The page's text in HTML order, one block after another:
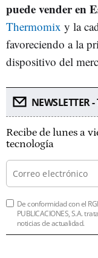
puede vender en
Thermomix y la
favoreciendo a la
dispositivo del
NEWSLETTER
Recibe de lunes a
tecnología
De conformidad con el
PUBLICACIONES, S.A.
noticias de actualidad.